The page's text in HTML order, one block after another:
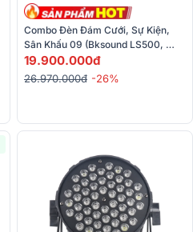
Combo Đèn Đám Cưới, Sự Kiện,
Sân Khấu 09 (Bksound LS500,
Bksound Par54, Kingkong KM-
C011010)
19.900.000đ
26.970.000đ -26%